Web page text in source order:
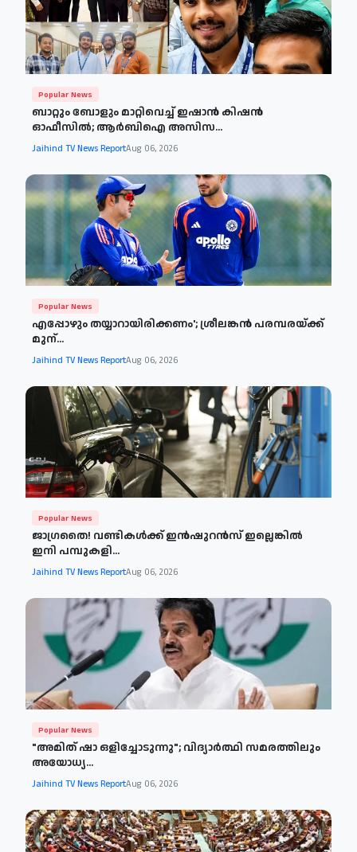
Popular News
ബാറ്റും ബോളും മാറ്റിവെച്ച് ഇഷാൻ കിഷൻ
ഓഫീസിൽ; ആർബിഐ അസിസ...
Jaihind TV News ReportAug 06, 2026
Popular News
എപ്പോഴും തയ്യാറായിരിക്കണം'; ശ്രീലങ്കൻ പരമ്പരയ്ക്ക്
മുന്...
Jaihind TV News ReportAug 06, 2026
Popular News
ജാഗ്രതൈ! വണ്ടികള്‍ക്ക് ഇൻഷുറൻസ് ഇല്ലെങ്കിൽ
ഇനി പമ്പുകളി...
Jaihind TV News ReportAug 06, 2026
Popular News
"അമിത് ഷാ ഒളിച്ചോടുന്നു"; വിദ്യാർത്ഥി സമരത്തിലും
അയോധ്യ...
Jaihind TV News ReportAug 06, 2026